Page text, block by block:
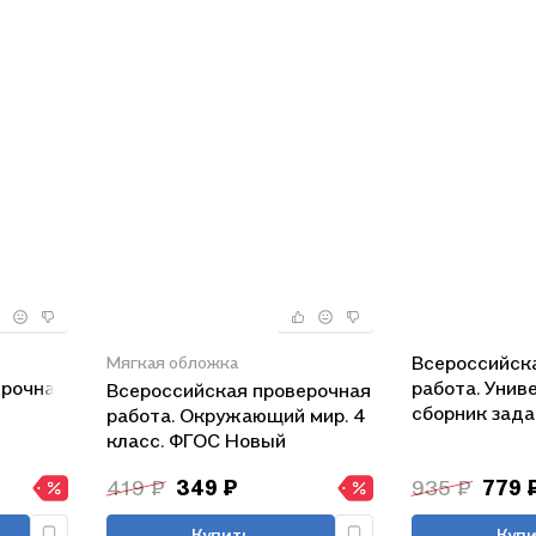
Мягкая обложка
Всероссийская проверочная
работа. Окружающий мир. 4
класс. ФГОС Новый
419 ₽ 349 ₽
работа.
сборник
24
задания.
935 ₽ 779